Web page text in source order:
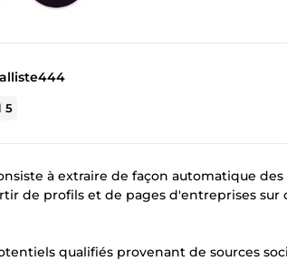
5
à extraire de façon automatique
de profils et de pages d'entreprises
qualifiés provenant de sources